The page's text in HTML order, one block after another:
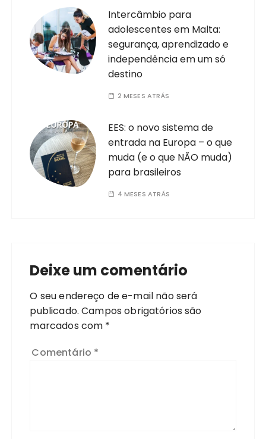
Intercâmbio para
adolescentes em Malta:
segurança, aprendizado e
independência em um só
destino
2 MESES ATRÁS
EES: o novo sistema de
entrada na Europa – o que
muda (e o que NÃO muda)
para brasileiros
4 MESES ATRÁS
Deixe um comentário
O seu endereço de e-mail não será
publicado. Campos obrigatórios são
marcados com *
Comentário *